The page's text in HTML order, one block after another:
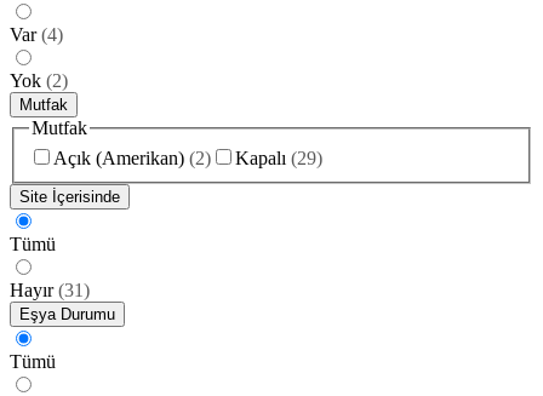
Var (4)
Yok (2)
Mutfak
Mutfak
Açık (Amerikan) (2) Kapalı (29)
Site İçerisinde
Tümü
Hayır (31)
Eşya Durumu
Tümü